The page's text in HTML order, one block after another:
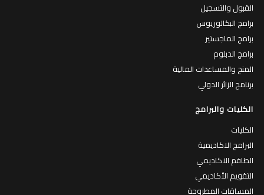
القبول والتسجيل
برامج البكالوريوس
برامج الماجستير
برامج الدبلوم
المنح والمساعدات المالية
برنامج الزائر الدولي
الكليات والبرامج
الكليات
البرامج الاكاديمية
الطاقم الاكاديمي
التقويم الأكاديمي
المساقات المطروحة